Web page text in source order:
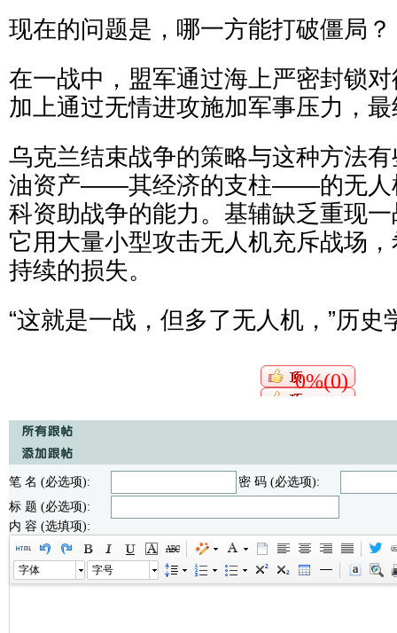
现在的问题是，哪一方能打破僵局？
在一战中，盟军通过海上严密封锁
加上通过无情进攻施加军事压力，
乌克兰结束战争的策略与这种方法
油资产——其经济的支柱——的无人
科资助战争的能力。基辅缺乏重现
它用大量小型攻击无人机充斥战场
持续的损失。
“这就是一战，但多了无人机，”历史
0%(0)
笔 名 (必选项):
密 码 (必选项):
标 题 (必选项):
内 容 (选填项):
字体 字号